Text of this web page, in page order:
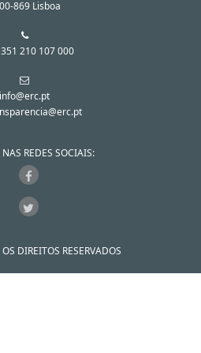
869 Lisboa
210 107 000
info@erc.pt
REDES SOCIAIS:
DIREITOS RESERVADOS